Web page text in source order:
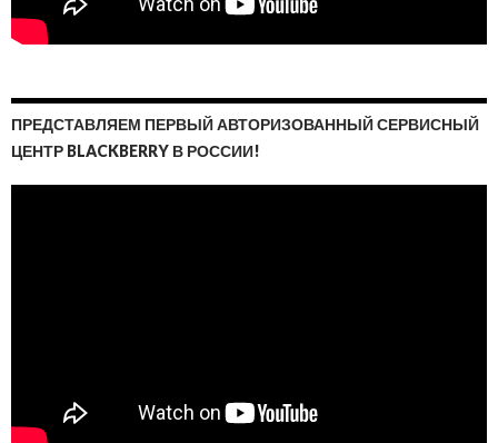
ПРЕДСТАВЛЯЕМ ПЕРВЫЙ АВТОРИЗОВАННЫЙ СЕРВИСНЫЙ
ЦЕНТР BLACKBERRY В РОССИИ!